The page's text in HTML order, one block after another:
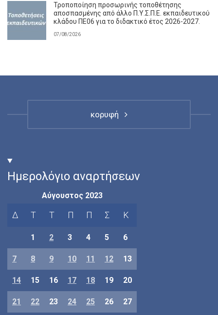
Τροποποίηση προσωρινής τοποθέτησης
αποσπασμένης από άλλο Π.Υ.Σ.Π.Ε. εκπαιδευτικού
κλάδου ΠΕ06 για το διδακτικό έτος 2026-2027.
07/08/2026
κορυφή
Ημερολόγιο αναρτήσεων
Αύγουστος 2023
Δ Τ Τ Π Π Σ Κ
1 2 3 4 5 6
7 8 9 10 11 12 13
14 15 16 17 18 19 20
21 22 23 24 25 26 27